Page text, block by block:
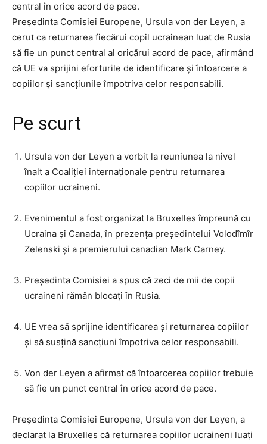
central în orice acord de pace.
Președinta Comisiei Europene, Ursula von der Leyen, a
cerut ca returnarea fiecărui copil ucrainean luat de Rusia
să fie un punct central al oricărui acord de pace, afirmând
că UE va sprijini eforturile de identificare și întoarcere a
copiilor și sancțiunile împotriva celor responsabili.
Pe scurt
Ursula von der Leyen a vorbit la reuniunea la nivel
înalt a Coaliției internaționale pentru returnarea
copiilor ucraineni.
Evenimentul a fost organizat la Bruxelles împreună cu
Ucraina și Canada, în prezența președintelui Volodîmîr
Zelenski și a premierului canadian Mark Carney.
Președinta Comisiei a spus că zeci de mii de copii
ucraineni rămân blocați în Rusia.
UE vrea să sprijine identificarea și returnarea copiilor
și să susțină sancțiuni împotriva celor responsabili.
Von der Leyen a afirmat că întoarcerea copiilor trebuie
să fie un punct central în orice acord de pace.
Președinta Comisiei Europene, Ursula von der Leyen, a
declarat la Bruxelles că returnarea copiilor ucraineni luați